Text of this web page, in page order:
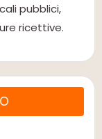
pubblici,
ricettive.